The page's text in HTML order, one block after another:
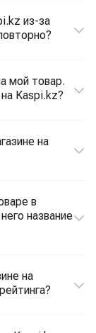
из-за
мой товар.
Kaspi.kz?
на
в
название
на